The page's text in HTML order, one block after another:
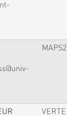
MAPS2
VERTE